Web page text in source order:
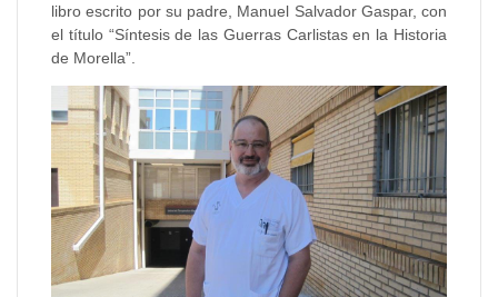
libro escrito por su padre, Manuel Salvador Gaspar, con
el título “Síntesis de las Guerras Carlistas en la Historia
de Morella”.